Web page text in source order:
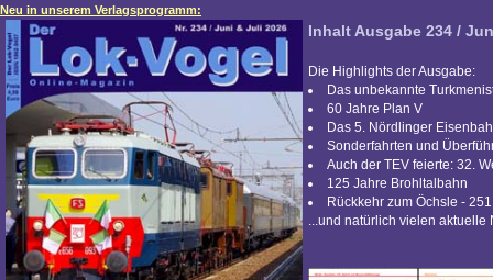
Neu in unserem Verlagsprogramm:
Inhalt Ausgabe 234 /
Die Highlights der Ausgabe:
Das unbekannte
60 Jahre Plan V
Das 5. Nördlinger
Sonderfahrten und
Auch der TEV feierte: 32.
125 Jahre Brohltalbahn
Rückkehr zum Öchsle -
...und natürlich vielen aktuelle